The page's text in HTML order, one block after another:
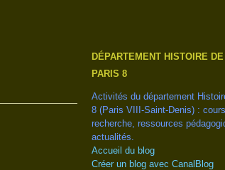
DÉPARTEMENT HISTOIRE
PARIS 8
Activités du département
8 (Paris VIII-Saint-Denis) :
recherche, ressources
actualités.
Accueil du blog
Créer un blog avec CanalBlog